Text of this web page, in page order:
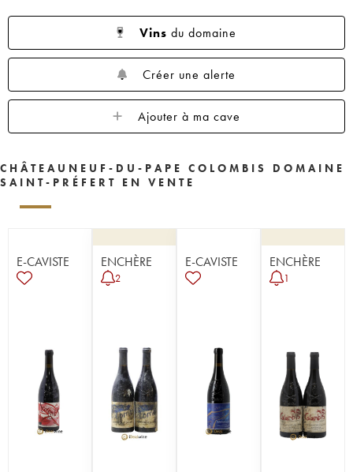
Vins du domaine
Créer une alerte
Ajouter à ma cave
CHÂTEAUNEUF-DU-PAPE COLOMBIS DOMAINE
SAINT-PRÉFERT EN VENTE
E-CAVISTE ENCHÈRE
2
E-CAVISTE ENCHÈRE
1